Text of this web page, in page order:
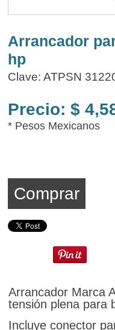
Arrancador
hp
Clave: ATPSN
Precio: $
* Pesos Mexicanos
Comprar
Arrancador Marca
tensión plena para
Incluye conector